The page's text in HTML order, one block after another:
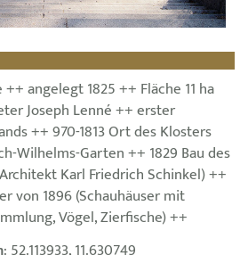
angelegt 1825 ++ Fläche 11 ha
Joseph Lenné ++ erster
++ 970-1813 Ort des Klosters
Wilhelms-Garten ++ 1829 Bau des
Karl Friedrich Schinkel) ++
von 1896 (Schauhäuser mit
Vögel, Zierfische) ++